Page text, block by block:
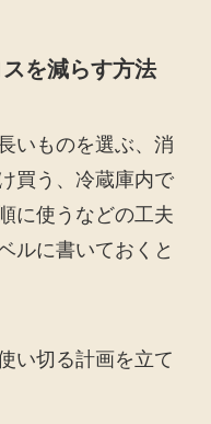
を減らす方法
いものを選ぶ、消
買う、冷蔵庫内で
に使うなどの工夫
ルに書いておくと
い切る計画を立て